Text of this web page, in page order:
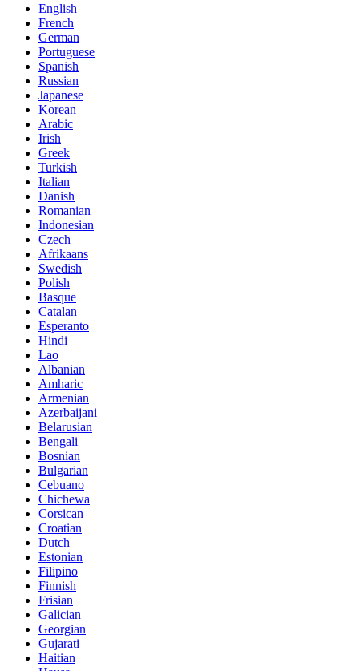
English
French
German
Portuguese
Spanish
Russian
Japanese
Korean
Arabic
Irish
Greek
Turkish
Italian
Danish
Romanian
Indonesian
Czech
Afrikaans
Swedish
Polish
Basque
Catalan
Esperanto
Hindi
Lao
Albanian
Amharic
Armenian
Azerbaijani
Belarusian
Bengali
Bosnian
Bulgarian
Cebuano
Chichewa
Corsican
Croatian
Dutch
Estonian
Filipino
Finnish
Frisian
Galician
Georgian
Gujarati
Haitian